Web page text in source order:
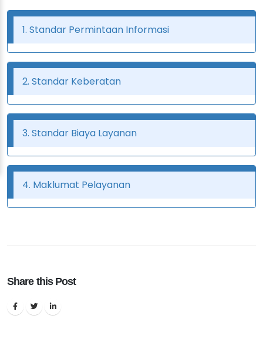
1. Standar Permintaan Informasi
2. Standar Keberatan
3. Standar Biaya Layanan
4. Maklumat Pelayanan
Share this Post